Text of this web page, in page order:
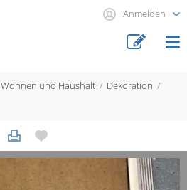
Anmelden
Wohnen und Haushalt
Dekoration